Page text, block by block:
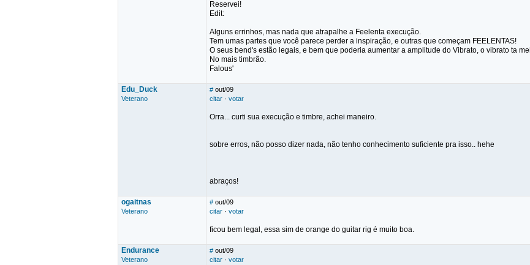
Reservei!
Edit:
Alguns errinhos, mas nada que atrapalhe a Feelenta execução.
Tem umas partes que você parece perder a inspiração, e outras que começam FEELENTAS!
O seus bend's estão legais, e bem que poderia aumentar a amplitude do Vibrato, o vibrato ta
No mais timbrão.
Falous'
Edu_Duck
Veterano
# out/09
citar · votar
Orra... curti sua execução e timbre, achei maneiro.
sobre erros, não posso dizer nada, não tenho conhecimento suficiente pra isso.. hehe
abraços!
ogaitnas
Veterano
# out/09
citar · votar
ficou bem legal, essa sim de orange do guitar rig é muito boa.
Endurance
Veterano
# out/09
citar · votar